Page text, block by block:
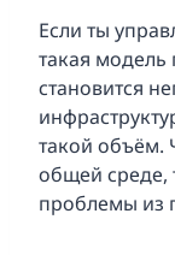
Если ты
такая модель
становится
такой объём.
общей среде,
проблемы из